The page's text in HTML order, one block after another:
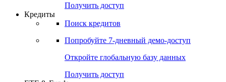
Получить доступ
Кредиты
Поиск кредитов
Попробуйте 7-дневный демо-доступ
Откройте глобальную базу данных
Получить доступ